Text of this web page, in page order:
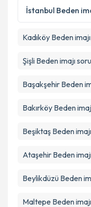
İstanbul Beden
Kadıköy Beden
Şişli Beden imajı
Başakşehir Beden
Bakırköy Beden
Beşiktaş Beden
Ataşehir Beden
Beylikdüzü Beden
Maltepe Beden